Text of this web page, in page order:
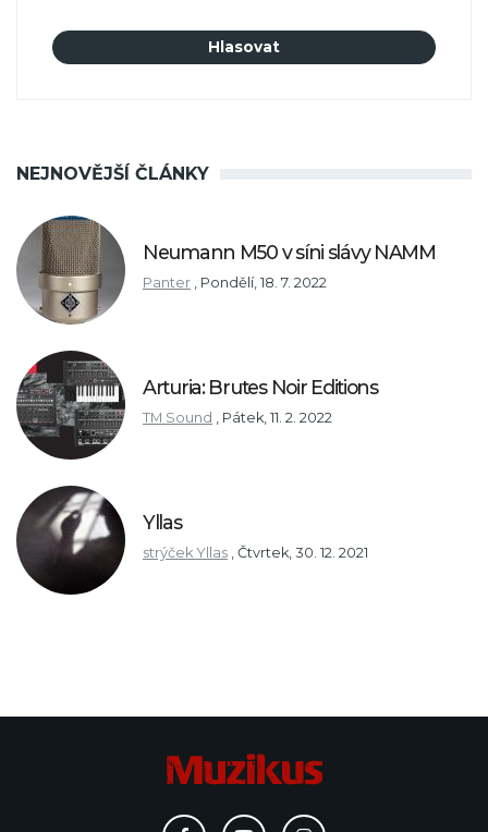
NEJNOVĚJŠÍ ČLÁNKY
Neumann M50 v síni slávy NAMM
Panter Pondělí, 18. 7. 2022
Arturia: Brutes Noir Editions
TM Sound Pátek, 11. 2. 2022
Yllas
strýček Yllas Čtvrtek, 30. 12. 2021